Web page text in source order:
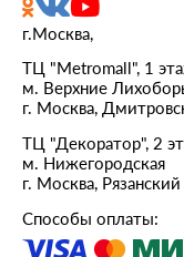
г.Москва,
ТЦ "Metromall", 1
м. Верхние
г. Москва,
ТЦ "Декоратор", 2
м. Нижегородская
г. Москва,
Способы оплаты: